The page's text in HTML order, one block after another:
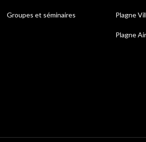
Groupes et séminaires Plagne
Plagne